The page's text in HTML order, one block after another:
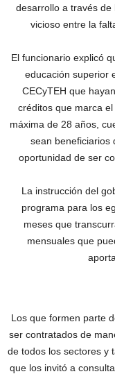
desarrollo a través de
vicioso entre la
El funcionario explicó
educación superior
CECyTEH que
créditos que marca
máxima de 28 años,
sean beneficiarios
oportunidad de ser
La instrucción del
programa para los
meses que
mensuales que
Los que formen parte
ser contratados de
de todos los sectores y
que los invitó a